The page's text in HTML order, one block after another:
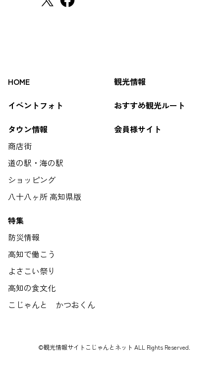
HOME
観光情報
イベントフォト
おすすめ観光ルート
タウン情報
商店街
道の駅・海の駅
ショッピング
八十八ヶ所 高知県版
会員様サイト
特集
防災情報
高知で働こう
よさこい祭り
高知の食文化
こじゃんと かつおくん
©観光情報サイトこじゃんとネット ALL Rights Reserved.